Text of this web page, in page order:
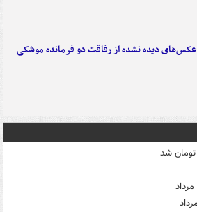
عکس‌های دیده نشده از رفاقت دو فرمانده‌ موشکی